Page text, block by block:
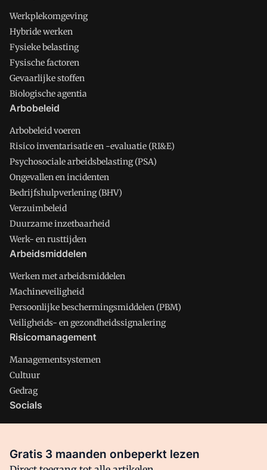
Werkplekomgeving
Hybride werken
Fysieke belasting
Fysische factoren
Gevaarlijke stoffen
Biologische agentia
Arbobeleid
Arbobeleid voeren
Risico inventarisatie en -evaluatie (RI&E)
Psychosociale arbeidsbelasting (PSA)
Ongevallen en incidenten
Bedrijfshulpverlening (BHV)
Verzuimbeleid
Duurzame inzetbaarheid
Werk- en rusttijden
Arbeidsmiddelen
Werken met arbeidsmiddelen
Machineveiligheid
Persoonlijke beschermingsmiddelen (PBM)
Veiligheids- en gezondheidssignalering
Risicomanagement
Managementsystemen
Cultuur
Gedrag
Socials
Facebook
Gratis 3 maanden onbeperkt lezen